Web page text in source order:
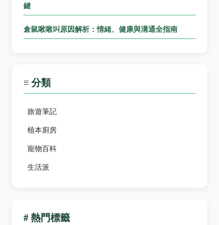
鍵
倉鼠啾啾叫原因解析：情緒、健康與溝通全指南
≡ 分類
旅遊筆記
植本廚房
寵物百科
生活派
# 熱門標籤